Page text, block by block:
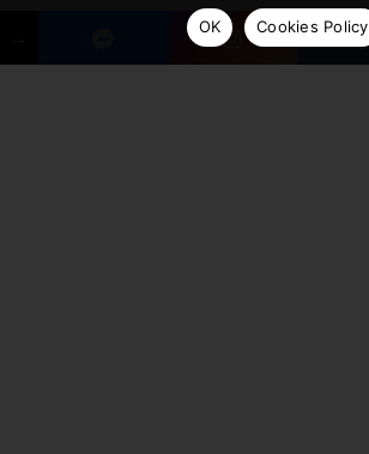
OK
Cookies Policy